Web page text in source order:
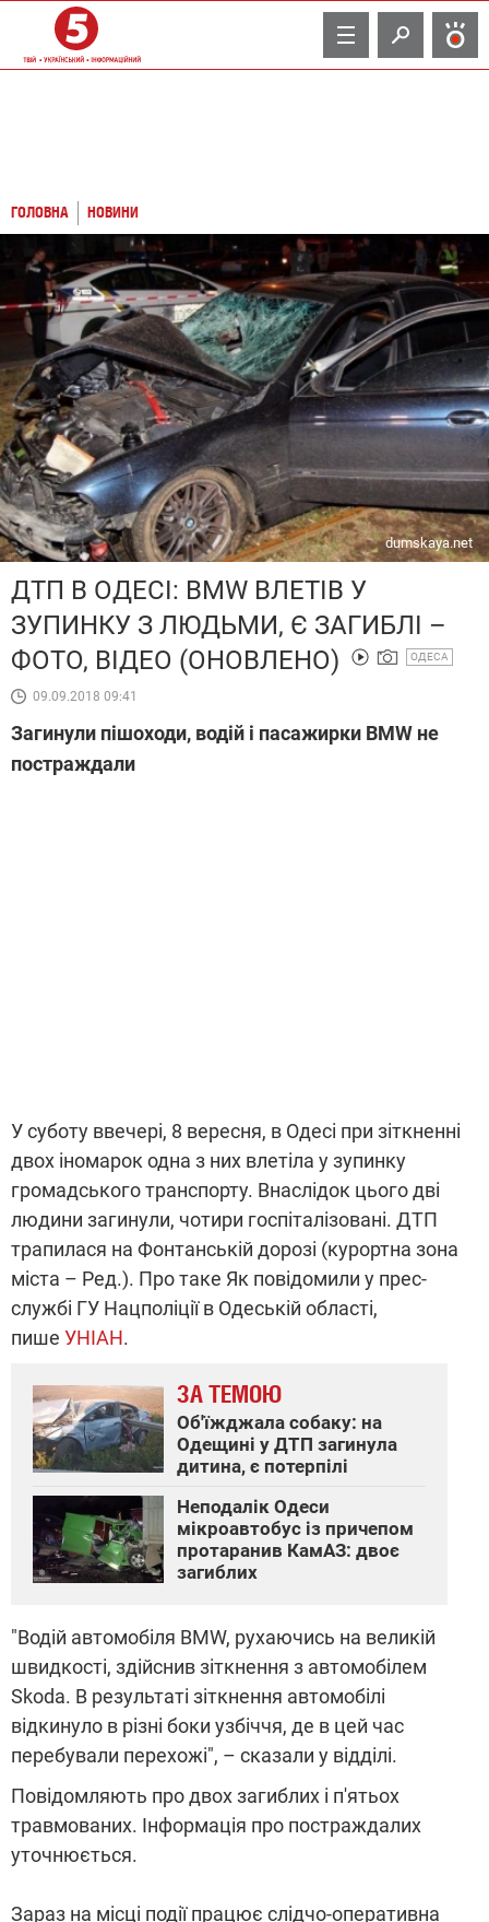
TV
ГОЛОВНА НОВИНИ
dumskaya.net
ДТП В ОДЕСІ: BMW ВЛЕТІВ У
ЗУПИНКУ З ЛЮДЬМИ, Є ЗАГИБЛІ –
ФОТО, ВІДЕО (ОНОВЛЕНО)
ОДЕСА
09.09.2018 09:41
Загинули пішоходи, водій і пасажирки BMW не
постраждали
У суботу ввечері, 8 вересня, в Одесі при зіткненні
двох іномарок одна з них влетіла у зупинку
громадського транспорту. Внаслідок цього дві
людини загинули, чотири госпіталізовані. ДТП
трапилася на Фонтанській дорозі (курортна зона
міста – Ред.). Про таке Як повідомили у прес-
службі ГУ Нацполіції в Одеській області,
пише УНІАН.
ЗА ТЕМОЮ
Об'їжджала собаку: на
Одещині у ДТП загинула
дитина, є потерпілі
Неподалік Одеси
мікроавтобус із причепом
протаранив КамАЗ: двоє
загиблих
"Водій автомобіля BMW, рухаючись на великій
швидкості, здійснив зіткнення з автомобілем
Skoda. В результаті зіткнення автомобілі
відкинуло в різні боки узбіччя, де в цей час
перебували перехожі", – сказали у відділі.
Повідомляють про двох загиблих і п'ятьох
травмованих. Інформація про постраждалих
уточнюється.
Зараз на місці події працює слідчо-оперативна